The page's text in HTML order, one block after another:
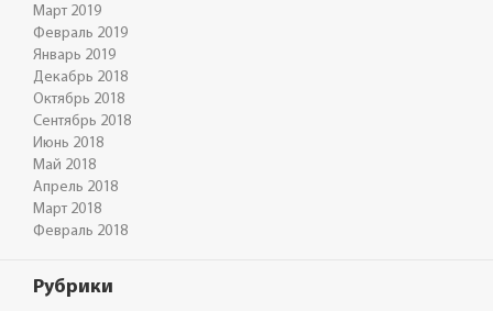
Март 2019
Февраль 2019
Январь 2019
Декабрь 2018
Октябрь 2018
Сентябрь 2018
Июнь 2018
Май 2018
Апрель 2018
Март 2018
Февраль 2018
Рубрики